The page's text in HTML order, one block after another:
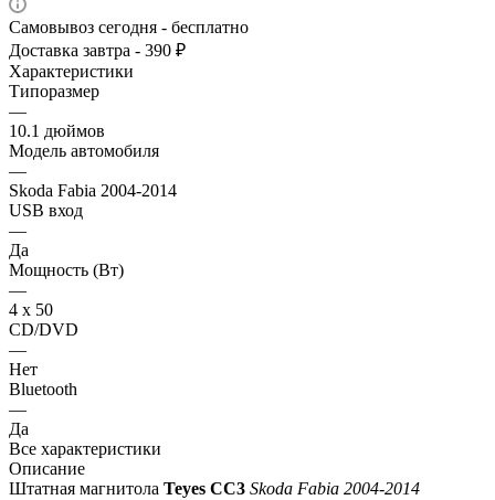
Самовывоз сегодня - бесплатно
Доставка завтра - 390 ₽
Характеристики
Типоразмер
—
10.1 дюймов
Модель автомобиля
—
Skoda Fabia 2004-2014
USB вход
—
Да
Мощность (Вт)
—
4 х 50
CD/DVD
—
Нет
Bluetooth
—
Да
Все характеристики
Описание
Штатная магнитола Teyes СС3 Skoda Fabia 2004-2014